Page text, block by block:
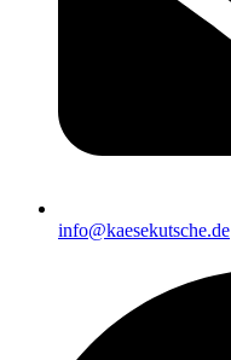
info@kaesekutsche.de